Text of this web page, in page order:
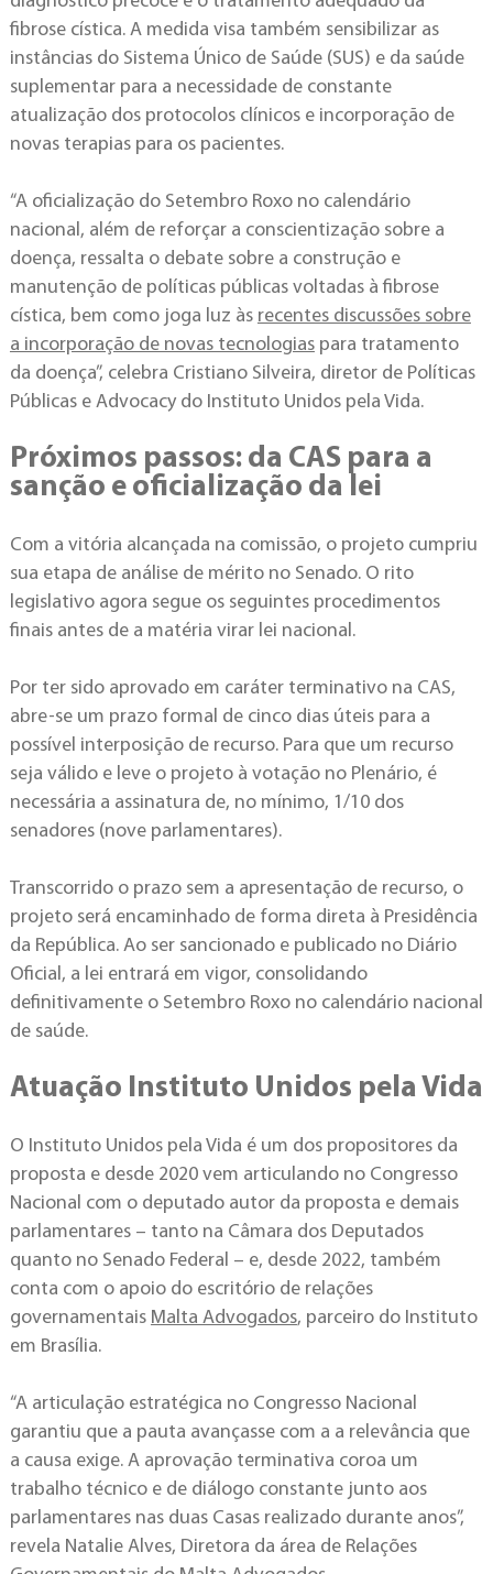
fibrose cística. A medida visa também sensibilizar as
instâncias do Sistema Único de Saúde (SUS) e da saúde
suplementar para a necessidade de constante
atualização dos protocolos clínicos e incorporação de
novas terapias para os pacientes.
“A oficialização do Setembro Roxo no calendário
nacional, além de reforçar a conscientização sobre a
doença, ressalta o debate sobre a construção e
manutenção de políticas públicas voltadas à fibrose
cística, bem como joga luz às recentes discussões sobre
a incorporação de novas tecnologiaspara tratamento
da doença”, celebra Cristiano Silveira, diretor de Políticas
Públicas e Advocacy do Instituto Unidos pela Vida.
Próximos passos: da CAS para a
sanção e oficialização da lei
Com a vitória alcançada na comissão, o projeto cumpriu
sua etapa de análise de mérito no Senado. O rito
legislativo agora segue os seguintes procedimentos
finais antes de a matéria virar lei nacional.
Por ter sido aprovado em caráter terminativo na CAS,
abre-se um prazo formal de cinco dias úteis para a
possível interposição de recurso. Para que um recurso
seja válido e leve o projeto à votação no Plenário, é
necessária a assinatura de, no mínimo, 1/10 dos
senadores (nove parlamentares).
Transcorrido o prazo sem a apresentação de recurso, o
projeto será encaminhado de forma direta à Presidência
da República. Ao ser sancionado e publicado no Diário
Oficial, a lei entrará em vigor, consolidando
definitivamente o Setembro Roxo no calendário nacional
de saúde.
Atuação Instituto Unidos pela Vida
O Instituto Unidos pela Vida é um dos propositores da
proposta e desde 2020 vem articulando no Congresso
Nacional com o deputado autor da proposta e demais
parlamentares – tanto na Câmara dos Deputados
quanto no Senado Federal – e, desde 2022, também
conta com o apoio do escritório de relações
governamentais Malta Advogados, parceiro do Instituto
em Brasília.
“A articulação estratégica no Congresso Nacional
garantiu que a pauta avançasse com a a relevância que
a causa exige. A aprovação terminativa coroa um
trabalho técnico e de diálogo constante junto aos
parlamentares nas duas Casas realizado durante anos”,
revela Natalie Alves, Diretora da área de Relações